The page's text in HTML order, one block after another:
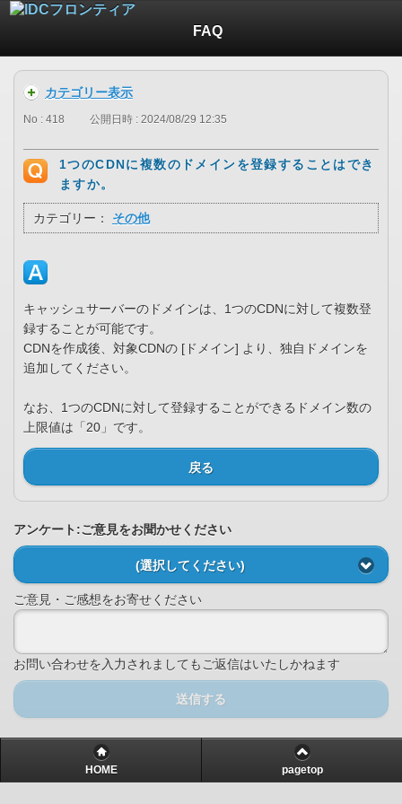
FAQ
カテゴリー表示
No : 418 公開日時 : 2024/08/29 12:35
1つのCDNに複数のドメインを登録することはでき
ますか。
カテゴリー： その他
キャッシュサーバーのドメインは、1つのCDNに対して複数登
録することが可能です。
CDNを作成後、対象CDNの [ドメイン] より、独自ドメインを
追加してください。
なお、1つのCDNに対して登録することができるドメイン数の
上限値は「20」です。
戻る
アンケート:ご意見をお聞かせください
(選択してください)
ご意見・ご感想をお寄せください
お問い合わせを入力されましてもご返信はいたしかねます
送信する
HOME pagetop